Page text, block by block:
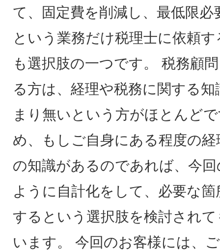
て、固定費を削減し、最低限必
という業務だけ税理士に依頼
も選択肢の一つです。 税務顧
る方は、経理や税務に関する
まり無いという方がほとんど
め、もしご自身にある程度の経
の知識があるのであれば、今
ように自計化をして、必要な
するという選択肢を検討され
います。 今回のお客様には、